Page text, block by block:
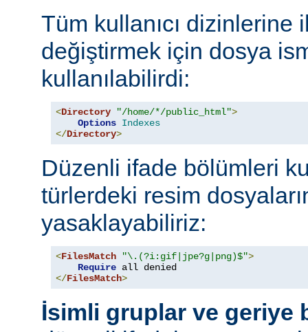
Tüm kullanıcı dizinlerine
değiştirmek için dosya
kullanılabilirdi:
<Directory "/home/*/public_html">
Options Indexes
</Directory>
Düzenli ifade bölümleri
türlerdeki resim
yasaklayabiliriz:
<FilesMatch "\.(?i:gif|jpe?g|png)$">
Require
</FilesMatch>
İsimli gruplar ve geriye